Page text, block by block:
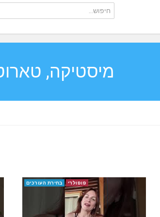
מיסטיקה, טארוט
פופולרי בחירת העורכים